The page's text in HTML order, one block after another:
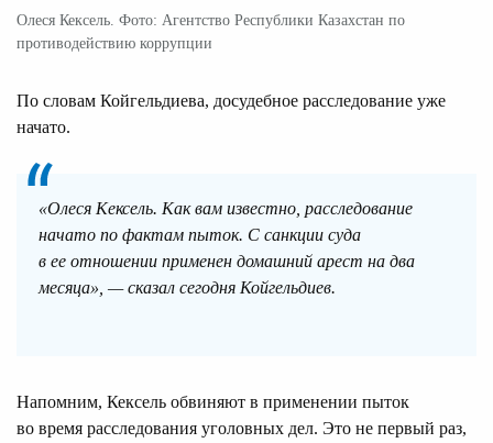
Олеся Кексель. Фото: Агентство Республики Казахстан по
противодействию коррупции
По словам Койгельдиева, досудебное расследование уже
начато.
«Олеся Кексель. Как вам известно, расследование
начато по фактам пыток. С санкции суда
в ее отношении применен домашний арест на два
месяца», — сказал сегодня Койгельдиев.
Напомним, Кексель обвиняют в применении пыток
во время расследования уголовных дел. Это не первый раз,